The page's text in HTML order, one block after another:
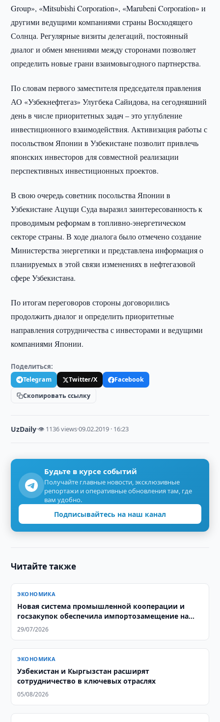
Group», «Mitsubishi Corporation», «Marubeni Corporation» и
другими ведущими компаниями страны Восходящего
Солнца. Регулярные визиты делегаций, постоянный
диалог и обмен мнениями между сторонами позволяет
определить новые грани взаимовыгодного партнерства.
По словам первого заместителя председателя правления
АО «Узбекнефтегаз» Улугбека Сайидова, на сегодняшний
день в числе приоритетных задач – это углубление
инвестиционного взаимодействия. Активизация работы с
посольством Японии в Узбекистане позволит привлечь
японских инвесторов для совместной реализации
перспективных инвестиционных проектов.
В свою очередь советник посольства Японии в
Узбекистане Ацущи Суда выразил заинтересованность к
проводимым реформам в топливно-энергетическом
секторе страны. В ходе диалога было отмечено создание
Министерства энергетики и представлена информация о
планируемых в этой связи изменениях в нефтегазовой
сфере Узбекистана.
По итогам переговоров стороны договорились
продолжить диалог и определить приоритетные
направления сотрудничества с инвесторами и ведущими
компаниями Японии.
Поделиться:
Telegram Twitter/X
Facebook
Скопировать ссылку
UzDaily·👁 1136 views·09.02.2019 · 16:23
Будьте в курсе событий
Получайте главные новости, эксклюзивные
репортажи и оперативные обновления там, где
вам удобно.
Подписывайтесь на наш канал
Читайте также
ЭКОНОМИКА
Новая система промышленной кооперации и
госзакупок обеспечила импортозамещение на
$3,8 млрд
29/07/2026
ЭКОНОМИКА
Узбекистан и Кыргызстан расширят
сотрудничество в ключевых отраслях
05/08/2026